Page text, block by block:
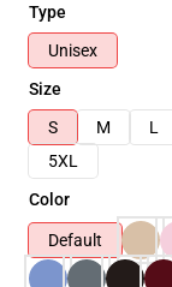
Type
Unisex
Size
S
M L
5XL
Color
Default